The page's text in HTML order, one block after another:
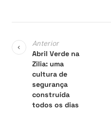
Anterior
Abril Verde na
Zilia: uma
cultura de
segurança
construída
todos os dias